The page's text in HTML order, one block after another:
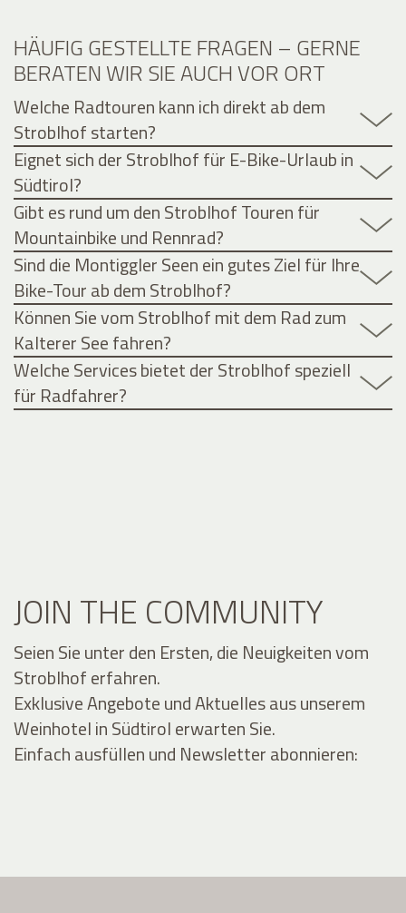
HÄUFIG GESTELLTE FRAGEN – GERNE
BERATEN WIR SIE AUCH VOR ORT
Welche Radtouren kann ich direkt ab dem
Stroblhof starten?
Eignet sich der Stroblhof für E-Bike-Urlaub in
Südtirol?
Gibt es rund um den Stroblhof Touren für
Mountainbike und Rennrad?
Sind die Montiggler Seen ein gutes Ziel für Ihre
Bike-Tour ab dem Stroblhof?
Können Sie vom Stroblhof mit dem Rad zum
Kalterer See fahren?
Welche Services bietet der Stroblhof speziell
für Radfahrer?
JOIN THE COMMUNITY
Seien Sie unter den Ersten, die Neuigkeiten vom
Stroblhof erfahren.
Exklusive Angebote und Aktuelles aus unserem
Weinhotel in Südtirol erwarten Sie.
Einfach ausfüllen und Newsletter abonnieren: